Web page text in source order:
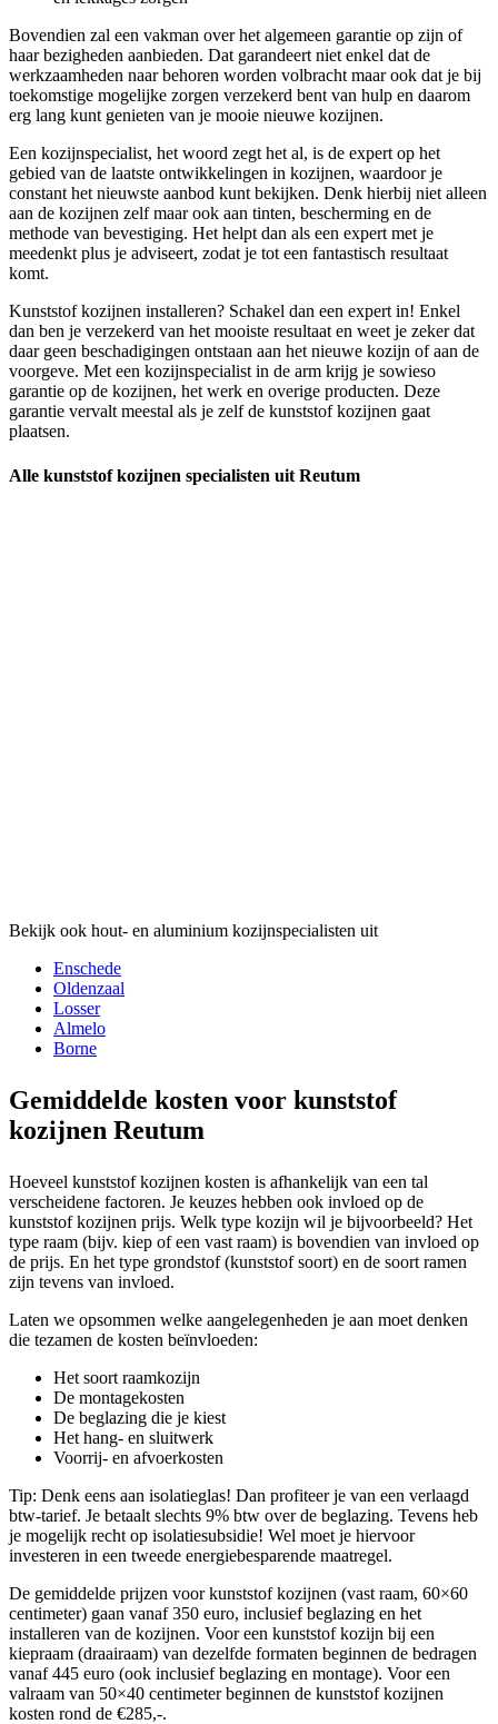
Bovendien zal een vakman over het algemeen garantie op zijn of
haar bezigheden aanbieden. Dat garandeert niet enkel dat de
werkzaamheden naar behoren worden volbracht maar ook dat je bij
toekomstige mogelijke zorgen verzekerd bent van hulp en daarom
erg lang kunt genieten van je mooie nieuwe kozijnen.
Een kozijnspecialist, het woord zegt het al, is de expert op het
gebied van de laatste ontwikkelingen in kozijnen, waardoor je
constant het nieuwste aanbod kunt bekijken. Denk hierbij niet alleen
aan de kozijnen zelf maar ook aan tinten, bescherming en de
methode van bevestiging. Het helpt dan als een expert met je
meedenkt plus je adviseert, zodat je tot een fantastisch resultaat
komt.
Kunststof kozijnen installeren? Schakel dan een expert in! Enkel
dan ben je verzekerd van het mooiste resultaat en weet je zeker dat
daar geen beschadigingen ontstaan aan het nieuwe kozijn of aan de
voorgeve. Met een kozijnspecialist in de arm krijg je sowieso
garantie op de kozijnen, het werk en overige producten. Deze
garantie vervalt meestal als je zelf de kunststof kozijnen gaat
plaatsen.
Alle kunststof kozijnen specialisten uit Reutum
Bekijk ook hout- en aluminium kozijnspecialisten uit
Enschede
Oldenzaal
Losser
Almelo
Borne
Gemiddelde kosten voor kunststof
kozijnen Reutum
Hoeveel kunststof kozijnen kosten is afhankelijk van een tal
verscheidene factoren. Je keuzes hebben ook invloed op de
kunststof kozijnen prijs. Welk type kozijn wil je bijvoorbeeld? Het
type raam (bijv. kiep of een vast raam) is bovendien van invloed op
de prijs. En het type grondstof (kunststof soort) en de soort ramen
zijn tevens van invloed.
Laten we opsommen welke aangelegenheden je aan moet denken
die tezamen de kosten beïnvloeden:
Het soort raamkozijn
De montagekosten
De beglazing die je kiest
Het hang- en sluitwerk
Voorrij- en afvoerkosten
Tip: Denk eens aan isolatieglas! Dan profiteer je van een verlaagd
btw-tarief. Je betaalt slechts 9% btw over de beglazing. Tevens heb
je mogelijk recht op isolatiesubsidie! Wel moet je hiervoor
investeren in een tweede energiebesparende maatregel.
De gemiddelde prijzen voor kunststof kozijnen (vast raam, 60×60
centimeter) gaan vanaf 350 euro, inclusief beglazing en het
installeren van de kozijnen. Voor een kunststof kozijn bij een
kiepraam (draairaam) van dezelfde formaten beginnen de bedragen
vanaf 445 euro (ook inclusief beglazing en montage). Voor een
valraam van 50×40 centimeter beginnen de kunststof kozijnen
kosten rond de €285,-.